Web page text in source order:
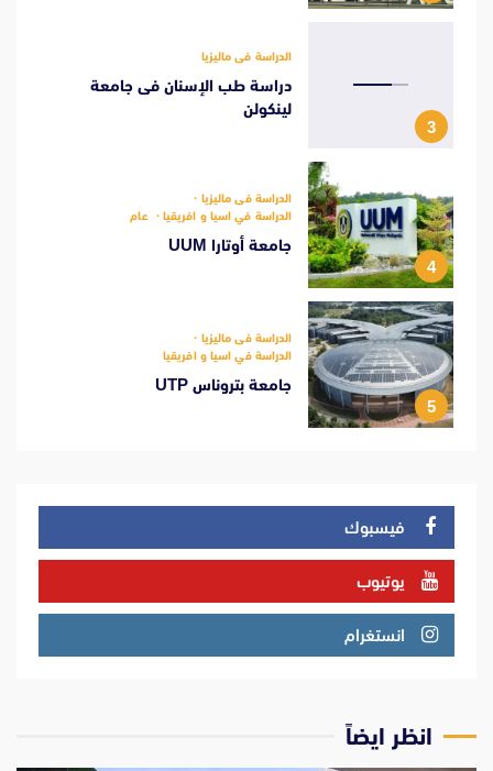
3
الدراسة فى ماليزيا
دراسة طب الإسنان فى جامعة
لينكولن
4
الدراسة فى ماليزيا
الدراسة في اسيا و افريقيا
عام
جامعة أوتارا UUM
5
الدراسة فى ماليزيا
الدراسة في اسيا و افريقيا
جامعة بتروناس UTP
فيسبوك
يوتيوب
انستغرام
انظر ايضاً